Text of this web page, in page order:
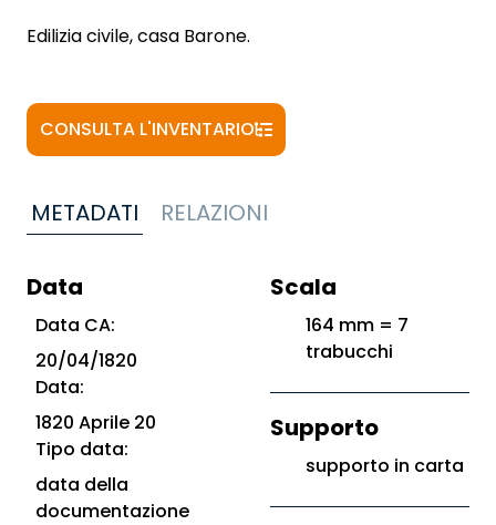
Edilizia civile, casa Barone.
CONSULTA L'INVENTARIO
METADATI RELAZIONI
Data
Data CA:
20/04/1820
Data:
1820 Aprile 20
Tipo data:
data della
documentazione
Scala
164 mm = 7
trabucchi
Supporto
supporto in carta